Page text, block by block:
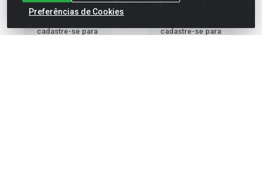
cadastre-se para
cadastre-se para
Preferências de Cookies